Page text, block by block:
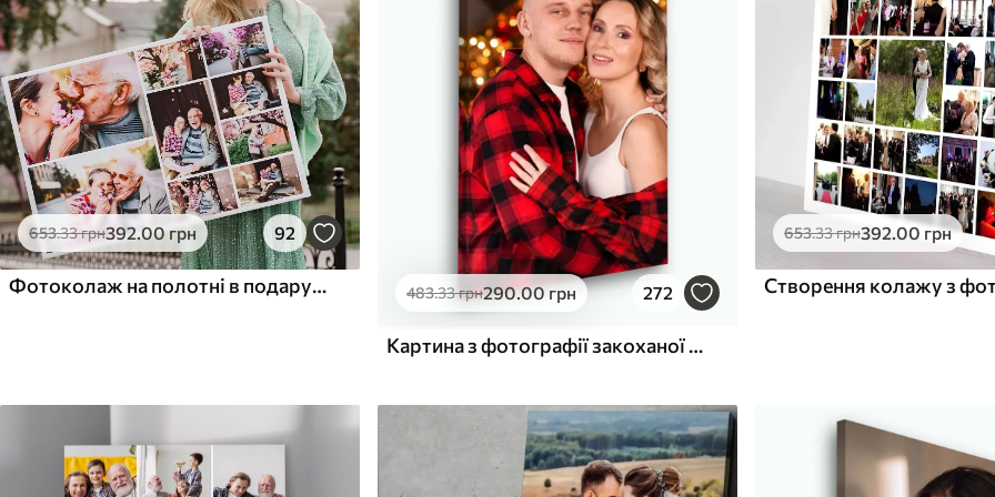
✗
Поверхня з текстурою
полотна
✗Екологічний матеріал
✓
Поверхня з текстурою
полотна
✗Екологічний матеріал
✓
Поверхня з текстурою
полотна
✓Екологічний матеріал
653.33грн392.00грн 92
Фотоколаж на полотні в подарунок на ювілей 483.33грн290.00грн 272
Картина з фотографії закоханої пари на холсті
653.33грн392.00 грн
Створення колажу з